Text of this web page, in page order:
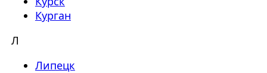
Курган
Л
Липецк